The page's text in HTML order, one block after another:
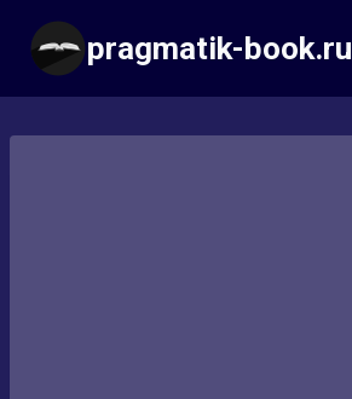
Перейти
содержимому
pragmatik-book.ru